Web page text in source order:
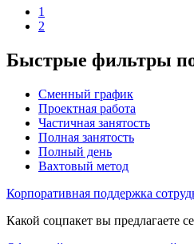
1
2
Быстрые фильтры
Сменный график
Проектная работа
Частичная занятость
Полная занятость
Полный день
Вахтовый метод
Корпоративная поддержка
Какой соцпакет вы предлагаете